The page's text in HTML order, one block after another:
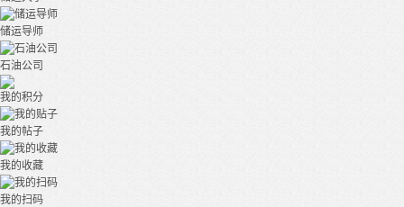
储运导师
石油公司
我的积分
我的帖子
我的收藏
我的扫码